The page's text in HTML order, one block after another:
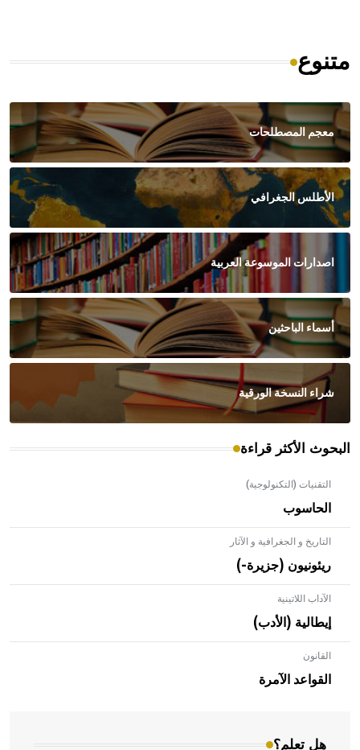
متنوع
معجم المصطلحات
الأطلس الجغرافي
اصدارات الموسوعة العربية
أسماء الباحثين
شراء النسخة الورقية
البحوث الأكثر قراءة
التقنيات (التكنولوجية)
الحاسوب
التاريخ و الجغرافية و الآثار
ريئونيون (جزيرة-)
الآداب اللاتينية
إيطالية (الأدب)
القانون
القواعد الآمرة
هل تعلم؟
- هل تعلم أن الأبلق نوع من الفنون الهندسية التي ارتبطت
بالعمارة الإسلامية في بلاد الشام ومصر خاصة، حيث يحرص
المعمار على بناء مداميكه وخاصة في الواجهات